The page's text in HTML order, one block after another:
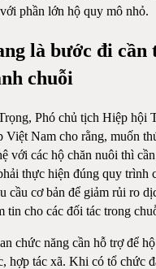
phần lớn hộ quy mô nhỏ.
là bước đi
chuỗi
Phó chủ tịch Hiệp hội
Việt Nam cho rằng, muốn
với các hộ chăn nuôi thì
thực hiện đúng quy trình
cầu cơ bản để giảm rủi ro
tin cho các đối tác trong
chức năng cần hỗ trợ để
hợp tác xã. Khi có tổ chức